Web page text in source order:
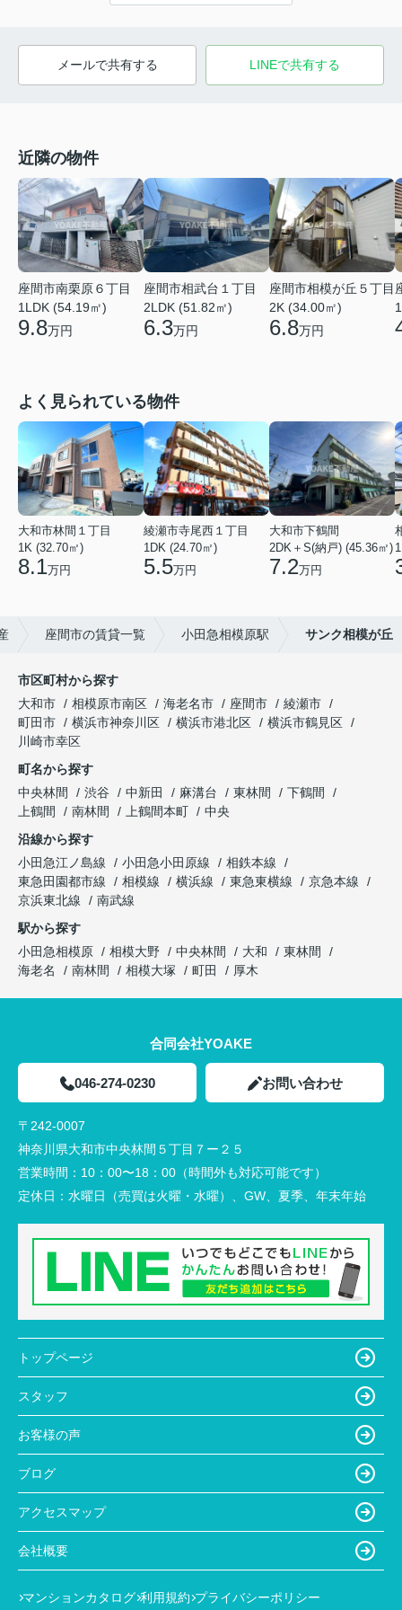
メールで共有する LINEで共有する
近隣の物件
座間市南栗原６丁目
1LDK (54.19㎡)
9.8万円
座間市相武台１丁目
2LDK (51.82㎡)
6.3万円
座間市相模が丘５丁目
2K (34.00㎡)
6.8万円
よく見られている物件
大和市林間１丁目
1K (32.70㎡)
8.1万円
綾瀬市寺尾西１丁目
1DK (24.70㎡)
5.5万円
大和市下鶴間
2DK＋S(納戸) (45.36㎡)
7.2万円
座間市の賃貸一覧 小田急相模原駅 サンク相模が丘
市区町村から探す
大和市
相模原市南区 海老名市 座間市
綾瀬市
町田市
横浜市神奈川区 横浜市港北区
横浜市鶴見区
川崎市幸区
町名から探す
中央林間
渋谷 中新田 麻溝台 東林間
下鶴間
上鶴間
南林間 上鶴間本町
中央
沿線から探す
小田急江ノ島線
小田急小田原線
相鉄本線
東急田園都市線
相模線 横浜線 東急東横線
京急本線
京浜東北線
南武線
駅から探す
小田急相模原
相模大野 中央林間 大和
東林間
海老名
南林間 相模大塚 町田 厚木
合同会社YOAKE
046-274-0230 お問い合わせ
〒242-0007
神奈川県大和市中央林間５丁目７ー２５
営業時間： 10：00〜18：00（時間外も対応可能です）
定休日： 水曜日（売買は火曜・水曜）、GW、夏季、年末年始
トップページ
スタッフ
お客様の声
ブログ
アクセスマップ
会社概要
マンションカタログ 利用規約 プライバシーポリシー